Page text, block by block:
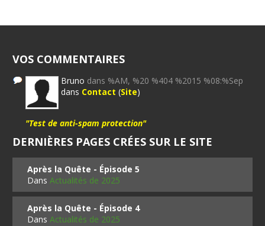
VOS COMMENTAIRES
Bruno dans %AM, %20 %404 %2015 %08:%Sep
dans Contact (Site)
"Test de anti-spam protection"
DERNIÈRES PAGES CRÉES SUR LE SITE
Après la Quête - Épisode 5
DansActualités de 2025
Après la Quête - Épisode 4
DansActualités de 2025